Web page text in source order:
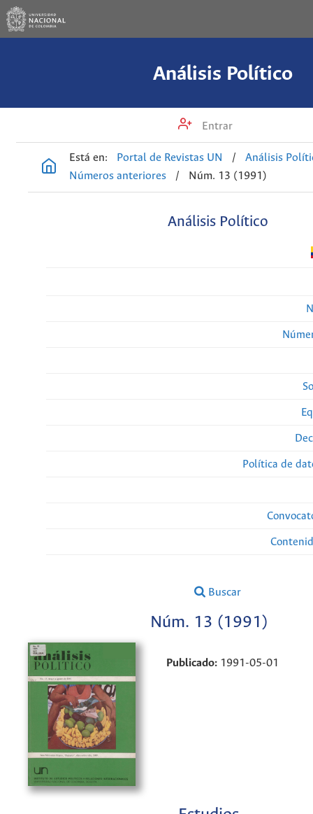
Análisis Político
Entrar
Está en: Portal de Revistas UN /
Análisis
Números anteriores
/ Núm. 13 (1991)
Análisis Político
Política de
Buscar
Núm. 13 (1991)
Publicado: 1991-05-01